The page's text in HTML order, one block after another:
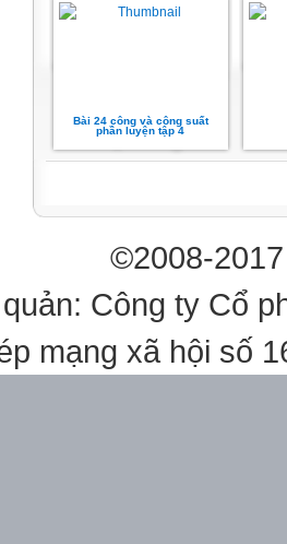
A
Ă
N
Bài 24 công và công suất
phần luyện tập 4
©2008-
Công ty Cổ
mạng xã hội số